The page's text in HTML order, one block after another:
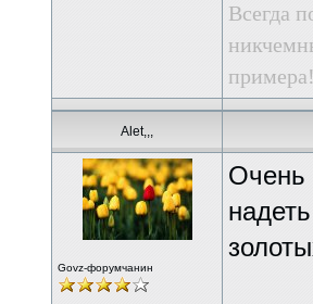
Всегда
Alet,,,
Govz-форумчанин
Очень